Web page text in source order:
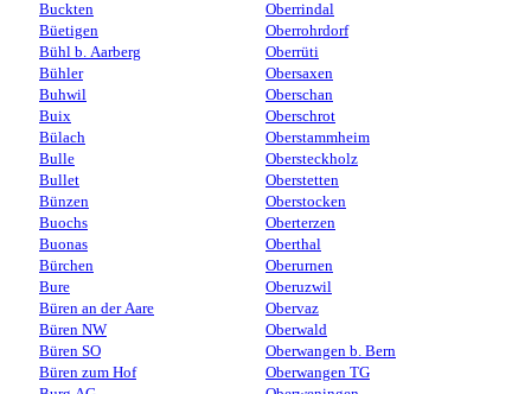
Buckten
Büetigen
Bühl b. Aarberg
Bühler
Buhwil
Buix
Bülach
Bulle
Bullet
Bünzen
Buochs
Buonas
Bürchen
Bure
Büren an der Aare
Büren NW
Büren SO
Büren zum Hof
Oberrindal
Oberrohrdorf
Oberrüti
Obersaxen
Oberschan
Oberschrot
Oberstammheim
Obersteckholz
Oberstetten
Oberstocken
Oberterzen
Oberthal
Oberurnen
Oberuzwil
Obervaz
Oberwald
Oberwangen b. Bern
Oberwangen TG